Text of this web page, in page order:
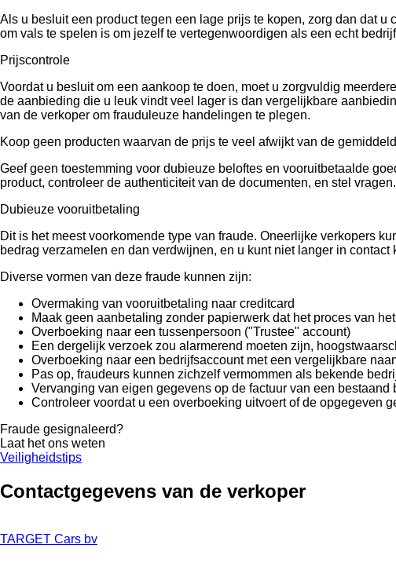
Als u besluit een product tegen een lage prijs te kopen, zorg dan dat
om vals te spelen is om jezelf te vertegenwoordigen als een echt
Prijscontrole
Voordat u besluit om een ​​aankoop te doen, moet u zorgvuldig
de aanbieding die u leuk vindt veel lager is dan vergelijkbare
van de verkoper om frauduleuze handelingen te plegen.
Koop geen producten waarvan de prijs te veel afwijkt van de
Geef geen toestemming voor dubieuze beloftes en vooruitbetaalde
product, controleer de authenticiteit van de documenten, en stel vragen.
Dubieuze vooruitbetaling
Dit is het meest voorkomende type van fraude. Oneerlijke verkopers
bedrag verzamelen en dan verdwijnen, en u kunt niet langer in contact
Diverse vormen van deze fraude kunnen zijn:
Overmaking van vooruitbetaling naar creditcard
Maak geen aanbetaling zonder papierwerk dat het proces van
Overboeking naar een tussenpersoon ("Trustee" account)
Een dergelijk verzoek zou alarmerend moeten zijn,
Overboeking naar een bedrijfsaccount met een vergelijkbare
Pas op, fraudeurs kunnen zichzelf vermommen als bekende
Vervanging van eigen gegevens op de factuur van een bestaand
Controleer voordat u een overboeking uitvoert of de opgegeven
Fraude gesignaleerd?
Laat het ons weten
Veiligheidstips
Contactgegevens van de verkoper
TARGET Cars bv